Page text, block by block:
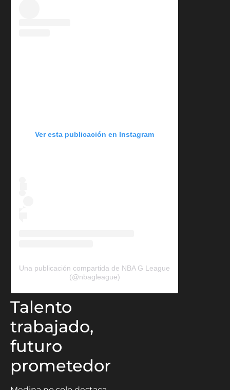
Ver esta publicación en Instagram
Una publicación compartida de NBA G League
(@nbagleague)
Talento
trabajado,
futuro
prometedor